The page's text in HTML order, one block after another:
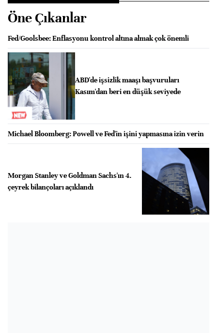
Öne Çıkanlar
Fed/Goolsbee: Enflasyonu kontrol altına almak çok önemli
ABD'de işsizlik maaşı başvuruları
Kasım'dan beri en düşük seviyede
Michael Bloomberg: Powell ve Fed'in işini yapmasına izin verin
Morgan Stanley ve Goldman Sachs'ın 4.
çeyrek bilançoları açıklandı